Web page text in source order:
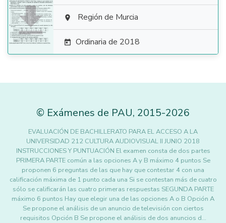
  Región de Murcia
 Ordinaria de 2018
© Exámenes de PAU, 2015-2026
EVALUACIÓN DE BACHILLERATO PARA EL ACCESO A LA
UNIVERSIDAD 212 CULTURA AUDIOVISUAL II JUNIO 2018
INSTRUCCIONES Y PUNTUACIÓN El examen consta de dos partes
PRIMERA PARTE común a las opciones A y B máximo 4 puntos Se
proponen 6 preguntas de las que hay que contestar 4 con una
calificación máxima de 1 punto cada una Si se contestan más de cuatro
sólo se calificarán las cuatro primeras respuestas SEGUNDA PARTE
máximo 6 puntos Hay que elegir una de las opciones A o B Opción A
Se propone el análisis de un anuncio de televisión con ciertos
requisitos Opción B Se propone el análisis de dos anuncios d…